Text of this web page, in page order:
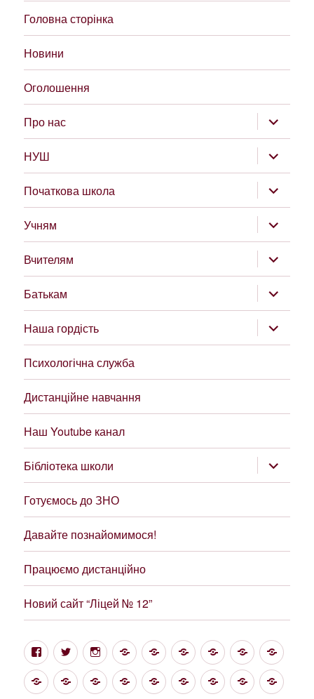
Головна сторінка
Новини
Оголошення
Про нас
підменю
НУШ
підменю
Початкова школа
підменю
Учням
підменю
Вчителям
підменю
Батькам
підменю
Наша гордість
підменю
Психологічна служба
Дистанційне навчання
Наш Youtube канал
Бібліотека школи
підменю
Готуємось до ЗНО
Давайте познайомимося!
Працюємо дистанційно
Новий сайт “Ліцей № 12”
FacebookTwitterInstagramGoogleЦікаві
посилання
Структура
та
управління,
Проект
“Демократична
школа”
Новини
НУШПро
Свідоцтво
СтатутЗвіт
ForumsМетодична
Загальні